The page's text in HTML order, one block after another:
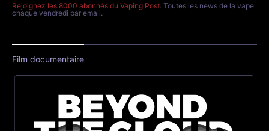
Rejoignez les 8000 abonnés du Vaping Post. Toutes les news de la vape
chaque vendredi par email.
Film documentaire